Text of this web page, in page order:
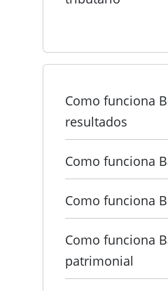
Como funciona
resultados
Como funciona
Como funciona
Como funciona
patrimonial